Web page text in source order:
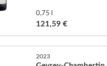
0,75 l
121,59 €
2023